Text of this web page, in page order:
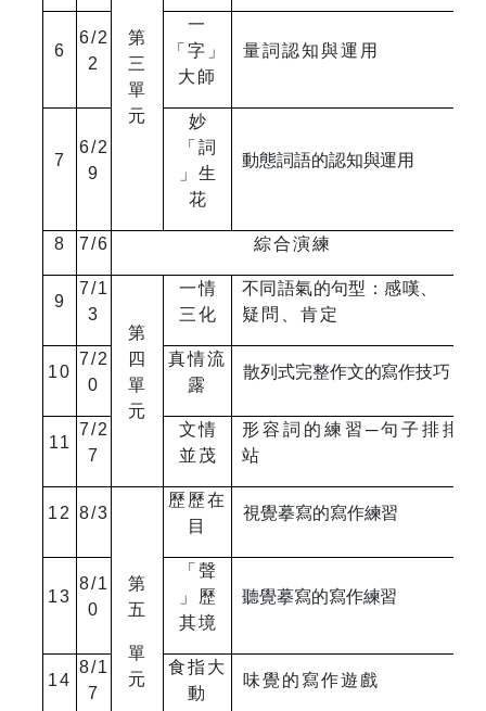
第
三
單
元
6
6/2
2
一
「字」
大師
量詞認知與運用
7
6/2
9
妙
「詞
」生
花
動態詞語的認知與運用
8 7/6 綜合演練
9
7/1
3
第
四
單
元
一情
三化
不同語氣的句型：感嘆、
疑問、肯定
10
7/2
0
真情流
露
散列式完整作文的寫作技巧
11
7/2
7
文情
並茂
形容詞的練習─句子排排
站
12 8/3
第
五
單
元
歷歷在
目
視覺摹寫的寫作練習
13
8/1
0
「聲
」歷
其境
聽覺摹寫的寫作練習
14
8/1
7
食指大
動
味覺的寫作遊戲